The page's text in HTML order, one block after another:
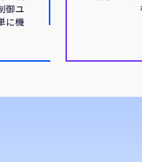
御ユ
に機